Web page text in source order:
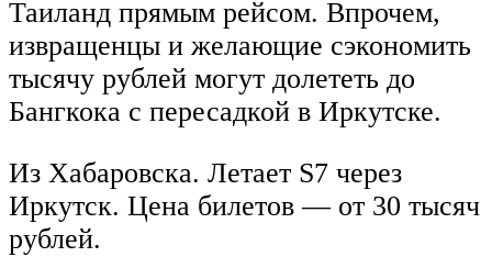
Таиланд прямым рейсом. Впрочем,
извращенцы и желающие сэкономить
тысячу рублей могут долететь до
Бангкока с пересадкой в Иркутске.
Из Хабаровска. Летает S7 через
Иркутск. Цена билетов — от 30 тысяч
рублей.